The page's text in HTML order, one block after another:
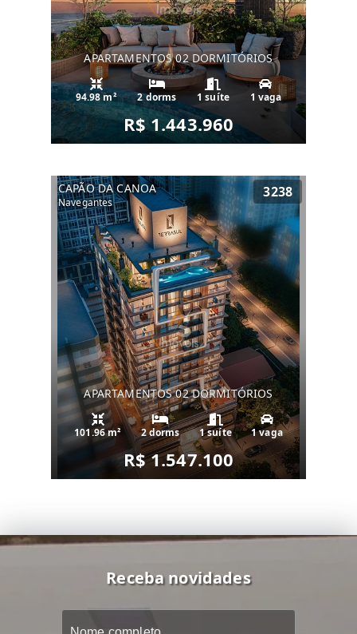
APARTAMENTOS 02 DORMITÓRIOS
94.98 m² 2 dorms 1 suíte 1 vaga
R$ 1.443.960
CAPÃO DA CANOA
Navegantes
3238
APARTAMENTOS 02 DORMITÓRIOS
101.96 m² 2 dorms 1 suíte 1 vaga
R$ 1.547.100
Receba novidades